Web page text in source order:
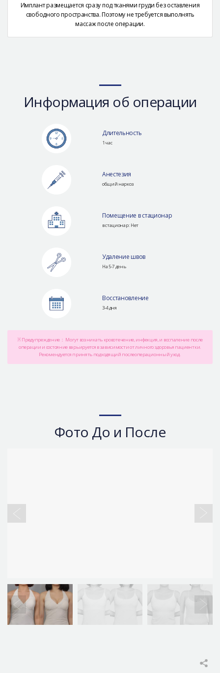
Имплант размещается сразу под тканями груди без оставления
свободного пространства. Поэтому не требуется выполнять
массаж после операции.
Информация об операции
Длительность
1 час
Анестезия
общий наркоз
Помещение в стационар
в стационар: Нет
Удаление швов
На 5-7 день
Восстановление
3-4 дня
※ Предупреждение： Могут возникать кровотечение, инфекция, и воспаление после
операции и состояние варьируется в зависимости от личного здоровья пациентки.
Рекомендуется принять подходящий послеоперационный уход.
Фото До и После